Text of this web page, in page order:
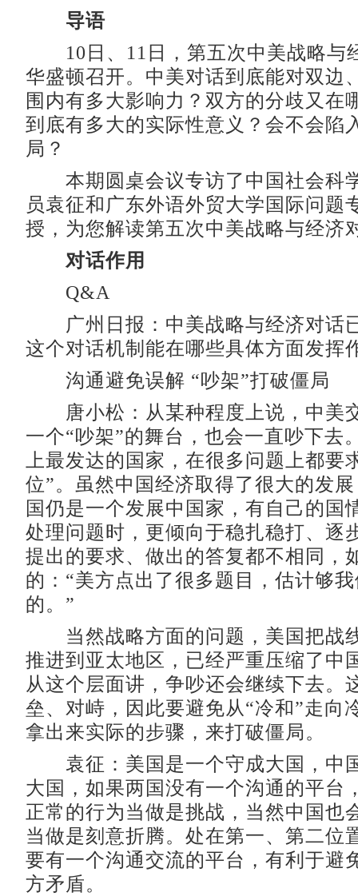
导语
10日、11日，第五次中美战略与
华盛顿召开。中美对话到底能对双边
围内有多大影响力？双方的分歧又在
到底有多大的实际性意义？会不会陷
局？
本期圆桌会议专访了中国社会科
员袁征和广东外语外贸大学国际问题
授，为您解读第五次中美战略与经济
对话作用
Q&A
广州日报：中美战略与经济对话
这个对话机制能在哪些具体方面发挥
沟通避免误解 “吵架”打破僵局
唐小松：从某种程度上说，中美
一个“吵架”的舞台，也会一直吵下去
上最发达的国家，在很多问题上都要
位”。虽然中国经济取得了很大的发
国仍是一个发展中国家，有自己的国
处理问题时，更倾向于稳扎稳打、逐
提出的要求、做出的答复都不相同，
的：“美方点出了很多题目，估计够
的。”
当然战略方面的问题，美国把战
推进到亚太地区，已经严重压缩了中
从这个层面讲，争吵还会继续下去。
垒、对峙，因此要避免从“冷和”走向
拿出来实际的步骤，来打破僵局。
袁征：美国是一个守成大国，中
大国，如果两国没有一个沟通的平台
正常的行为当做是挑战，当然中国也
当做是刻意折腾。处在第一、第二位
要有一个沟通交流的平台，有利于避
方矛盾。